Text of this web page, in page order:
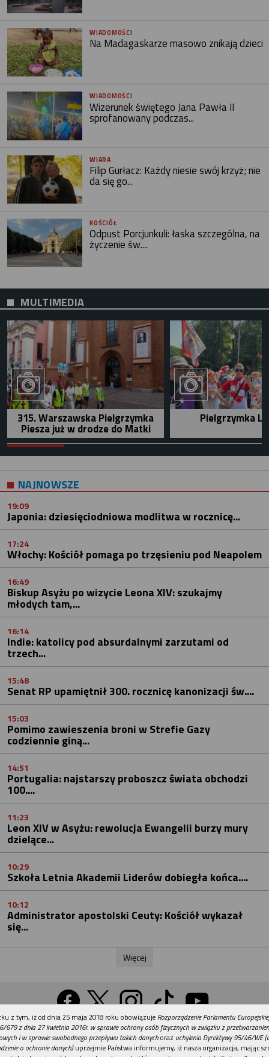
WIADOMOŚCI
Na Madagaskarze masowo znikają dzieci
WIADOMOŚCI
Wizerunek świętego Jana Pawła II
sprofanowany podczas...
WIARA
Filip Gurłacz: Każdy niesie swój krzyż; nie
da się go...
KOŚCIÓŁ
Odpust Porcjunkuli: łaska szczególna, na
życzenie św....
MULTIMEDIA
315. Warszawska Pielgrzymka
Piesza już w drodze do Matki
Pielgrzymka
NAJNOWSZE
19:09
Japonia: dziesięciodniowa modlitwa w rocznicę...
17:24
Włochy: Kościół pomaga po trzęsieniu pod Neapolem
16:49
Biskup Asyżu po wizycie Leona XIV: szukajmy
młodych tam,...
16:14
Indie: katolicy pod absurdalnymi zarzutami od
trzech...
15:48
Senat RP upamiętnił 300. rocznicę kanonizacji św....
15:03
Pomimo zawieszenia broni w Strefie Gazy
codziennie giną...
14:51
Portugalia: najstarszy proboszcz świata obchodzi
100....
11:23
Leon XIV w Asyżu: rewolucja Ewangelii burzy mury
dzielące...
10:29
Szkoła Letnia Akademii Liderów dobiegła końca....
10:12
Administrator apostolski Ceuty: Kościół wykazał
się...
Więcej
Wersja na komputer
REKLAMA
z tym, iż od dnia 25 maja 2018 roku obowiązuje Rozporządzenie Parlamentu
679 z dnia 27 kwietnia 2016r. w sprawie ochrony osób fizycznych w związku z
i w sprawie swobodnego przepływu takich danychoraz uchylenia Dyrektywy 95/46/WE
o ochronie danych)uprzejmie Państwa informujemy, iż nasza organizacja, mając